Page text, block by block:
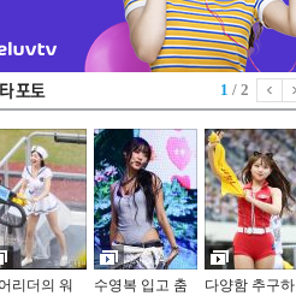
1 / 2
리더의 워
수영복 입고 춤
다양함 추구하